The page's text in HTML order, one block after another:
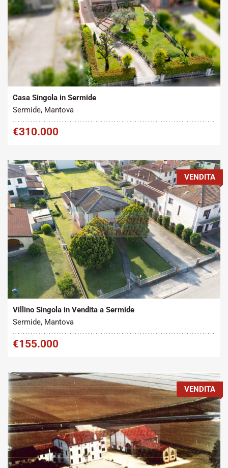
Tipo contratto:
Vendita
Metratura Commerciale:
300 m
Casa Singola in Sermide
Sermide, Mantova
€310.000
Tipo contratto:
Vendita
Metratura Commerciale:
300 m2
VENDITA
Villino Singola in Vendita a Sermide
Sermide, Mantova
€155.000
VENDITA